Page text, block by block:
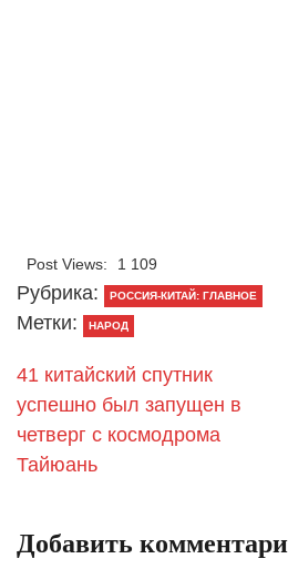
Post Views: 1 109
Рубрика: РОССИЯ-КИТАЙ: ГЛАВНОЕ
Метки: НАРОД
41 китайский спутник
успешно был запущен в
четверг с космодрома
Тайюань
Добавить